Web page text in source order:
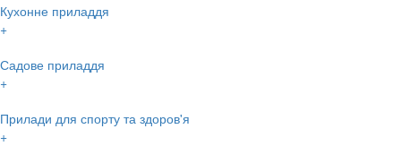
Кухонне приладдя
+
Садове приладдя
+
Прилади для спорту та здоров'я
+